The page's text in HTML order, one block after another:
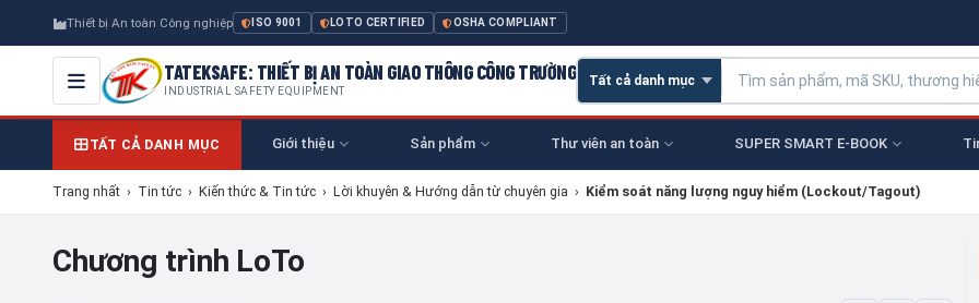
Thiết bị An toàn Công nghiệp ISO 9001 LOTO CERTIFIED OSHA COMPLIANT
TATEKSAFE: THIẾT BỊ AN TOÀN GIAO THÔNG CÔNG TRƯỜNG
INDUSTRIAL SAFETY EQUIPMENT
TẤT CẢ DANH MỤC Giới thiệu Sản phẩm Thư viên an toàn SUPER SMART E-BOOK
Trang nhất › Tin tức › Kiến thức & Tin tức › Lời khuyên & Hướng dẫn từ chuyên gia › Kiểm soát năng lượng nguy hiểm (Lockout/Tagout)
Chương trình LoTo